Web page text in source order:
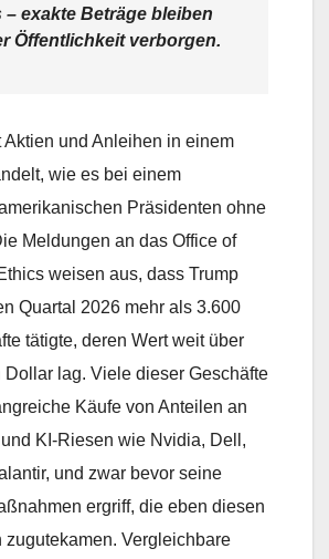
– exakte Beträge bleiben
Öffentlichkeit verborgen.
Aktien und Anleihen in einem
wie es bei einem
Präsidenten ohne
Meldungen an das Office of
weisen aus, dass Trump
Quartal 2026 mehr als 3.600
tätigte, deren Wert weit über
Dollar lag. Viele dieser Geschäfte
Käufe von Anteilen an
KI-Riesen wie Nvidia, Dell,
und zwar bevor seine
ergriff, die eben diesen
zugutekamen. Vergleichbare